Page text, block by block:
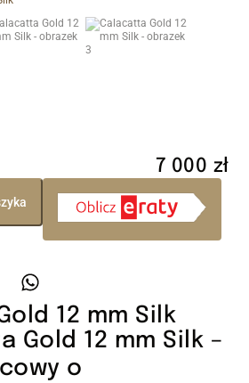
12 mm Silk
Gold 12 mm Silk –
o
7 000 zł